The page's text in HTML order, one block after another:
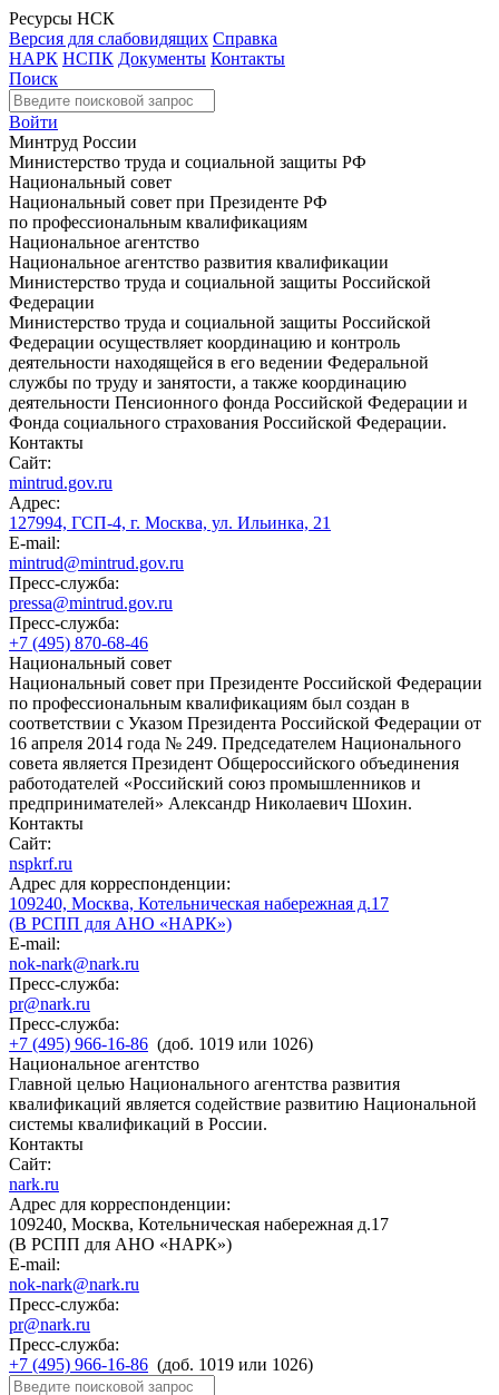
Ресурсы НСК
Версия для слабовидящих Справка
НАРК НСПК Документы Контакты
Поиск
Войти
Минтруд России
Министерство труда и социальной защиты РФ
Национальный совет
Национальный совет при Президенте РФ
по профессиональным квалификациям
Национальное агентство
Национальное агентство развития квалификации
Министерство труда и социальной защиты Российской
Федерации
Министерство труда и социальной защиты Российской
Федерации осуществляет координацию и контроль
деятельности находящейся в его ведении Федеральной
службы по труду и занятости, а также координацию
деятельности Пенсионного фонда Российской Федерации и
Фонда социального страхования Российской Федерации.
Контакты
Сайт:
mintrud.gov.ru
Адрес:
127994, ГСП-4, г. Москва, ул. Ильинка, 21
E-mail:
mintrud@mintrud.gov.ru
Пресс-служба:
pressa@mintrud.gov.ru
Пресс-служба:
+7 (495) 870-68-46
Национальный совет
Национальный совет при Президенте Российской Федерации
по профессиональным квалификациям был создан в
соответствии с Указом Президента Российской Федерации от
16 апреля 2014 года № 249. Председателем Национального
совета является Президент Общероссийского объединения
работодателей «Российский союз промышленников и
предпринимателей» Александр Николаевич Шохин.
Контакты
Сайт:
nspkrf.ru
Адрес для корреспонденции:
109240, Москва, Котельническая набережная д.17
(В РСПП для АНО «НАРК»)
E-mail:
nok-nark@nark.ru
Пресс-служба:
pr@nark.ru
Пресс-служба:
+7 (495) 966-16-86 (доб. 1019 или 1026)
Национальное агентство
Главной целью Национального агентства развития
квалификаций является содействие развитию Национальной
системы квалификаций в России.
Контакты
Сайт:
nark.ru
Адрес для корреспонденции:
109240, Москва, Котельническая набережная д.17
(В РСПП для АНО «НАРК»)
E-mail:
nok-nark@nark.ru
Пресс-служба:
pr@nark.ru
Пресс-служба:
+7 (495) 966-16-86 (доб. 1019 или 1026)